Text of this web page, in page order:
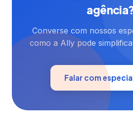
Converse com nossos
como a Ally pode
Falar com